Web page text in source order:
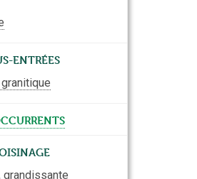
entrées
grandissante